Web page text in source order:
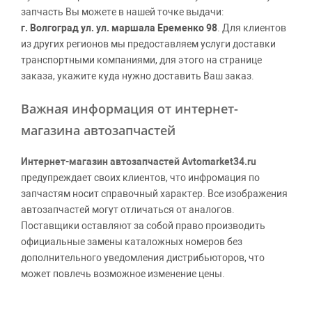
запчасть Вы можете в нашей точке выдачи:
г. Волгоград ул. ул. маршала Еременко 98 . Для клиентов
из других регионов мы предоставляем услуги доставки
транспортными компаниями, для этого на странице
заказа, укажите куда нужно доставить Ваш заказ.
Важная информация от интернет-
магазина автозапчастей
Интернет-магазин автозапчастей Avtomarket34.ru
предупреждает своих клиентов, что инфромация по
запчастям носит справочный характер. Все изображения
автозапчастей могут отличаться от аналогов.
Поставщики оставляют за собой право производить
официальные замены каталожных номеров без
дополнительного уведомления дистрибьюторов, что
может повлечь возможное изменение цены.